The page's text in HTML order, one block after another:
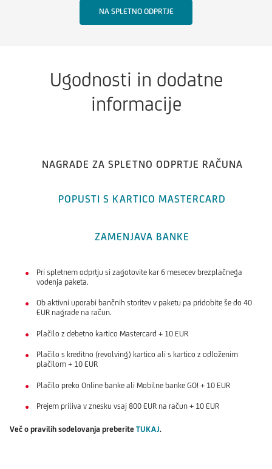
NA SPLETNO ODPRTJE
Ugodnosti in dodatne
informacije
NAGRADE ZA SPLETNO ODPRTJE RAČUNA
POPUSTI S KARTICO MASTERCARD
ZAMENJAVA BANKE
Pri spletnem odprtju si zagotovite kar 6 mesecev brezplačnega
vodenja paketa.
Ob aktivni uporabi bančnih storitev v paketu pa pridobite še do 40
EUR nagrade na račun.
Plačilo z debetno kartico Mastercard + 10 EUR
Plačilo s kreditno (revolving) kartico ali s kartico z odloženim
plačilom + 10 EUR
Plačilo preko Online banke ali Mobilne banke GO! + 10 EUR
Prejem priliva v znesku vsaj 800 EUR na račun + 10 EUR
Več o pravilih sodelovanja preberite TUKAJ.